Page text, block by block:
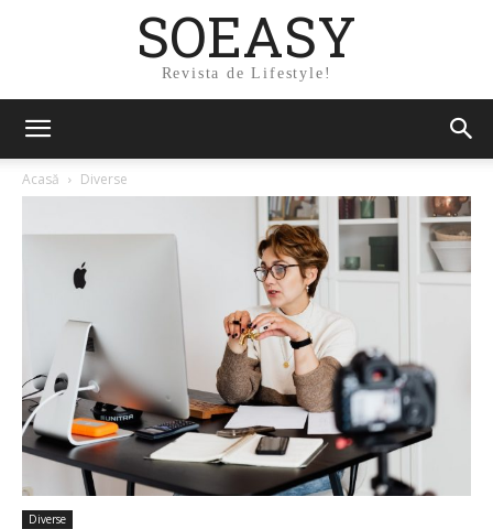
SOEASY
Revista de Lifestyle!
Acasă Diverse
Diverse